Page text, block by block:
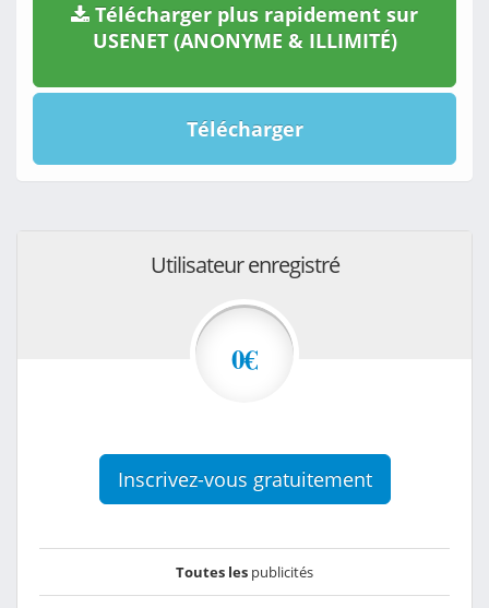
Télécharger plus rapidement sur
USENET (ANONYME & ILLIMITÉ)
Télécharger
Utilisateur enregistré
0€
Inscrivez-vous gratuitement
Toutes les publicités